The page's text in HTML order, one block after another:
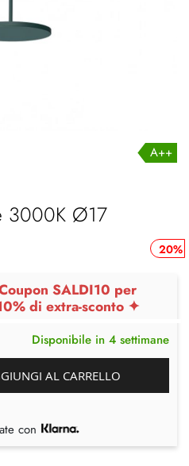
A++
3000K Ø17
20%
SALDI10 per
di extra-sconto ✦
Disponibile in 4 settimane
AL CARRELLO
con